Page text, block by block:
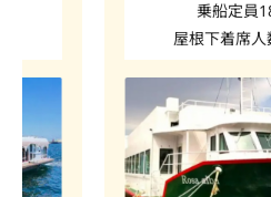
52名屋根